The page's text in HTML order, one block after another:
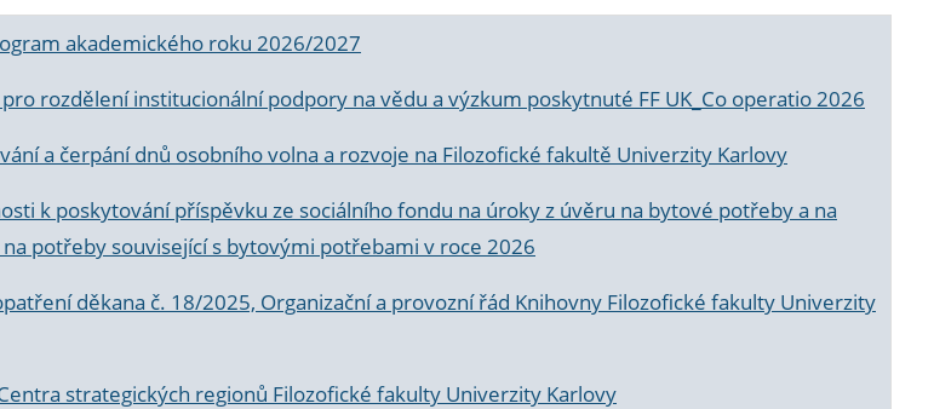
akademického roku 2026/2027
rozdělení institucionální podpory na vědu a výzkum poskytnuté FF UK_Co operatio 2026
a čerpání dnů osobního volna a rozvoje na Filozofické fakultě Univerzity Karlovy
k poskytování příspěvku ze sociálního fondu na úroky z úvěru na bytové potřeby a na
potřeby související s bytovými potřebami v roce 2026
děkana č. 18/2025, Organizační a provozní řád Knihovny Filozofické fakulty Univerzity
strategických regionů Filozofické fakulty Univerzity Karlovy